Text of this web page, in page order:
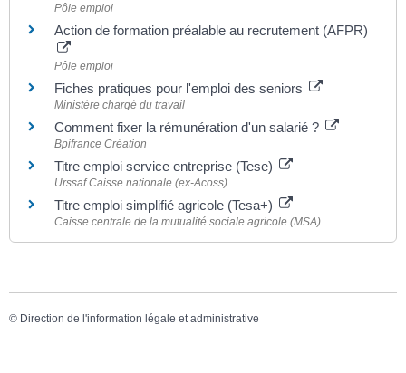
Pôle emploi
Action de formation préalable au recrutement (AFPR)
Pôle emploi
Fiches pratiques pour l'emploi des seniors
Ministère chargé du travail
Comment fixer la rémunération d'un salarié ?
Bpifrance Création
Titre emploi service entreprise (Tese)
Urssaf Caisse nationale (ex-Acoss)
Titre emploi simplifié agricole (Tesa+)
Caisse centrale de la mutualité sociale agricole (MSA)
© Direction de l'information légale et administrative